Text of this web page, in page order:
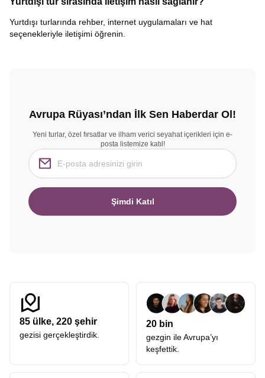
Yurtdışı turlarında rehber, internet uygulamaları ve hat
seçenekleriyle iletişimi öğrenin.
Avrupa Rüyası’ndan İlk Sen Haberdar Ol!
Yeni turlar, özel fırsatlar ve ilham verici seyahat içerikleri için e-
posta listemize katıl!
Şimdi Katıl
85 ülke, 220 şehir
gezisi gerçekleştirdik.
20 bin
gezgin ile Avrupa’yı
keşfettik.